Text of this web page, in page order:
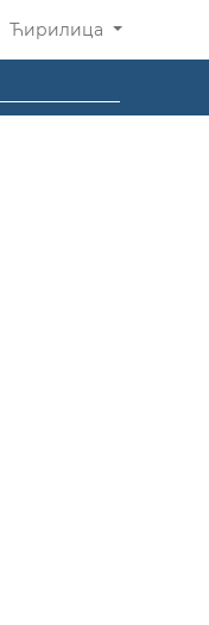
Ћирилица